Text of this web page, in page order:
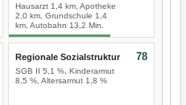
Hausarzt 1,4 km, Apotheke
2,0 km, Grundschule 1,4
km, Autobahn 13,2 Min.
Regionale Sozialstruktur
SGB II 5,1 %, Kinderarmut
8,5 %, Altersarmut 1,8 %
78